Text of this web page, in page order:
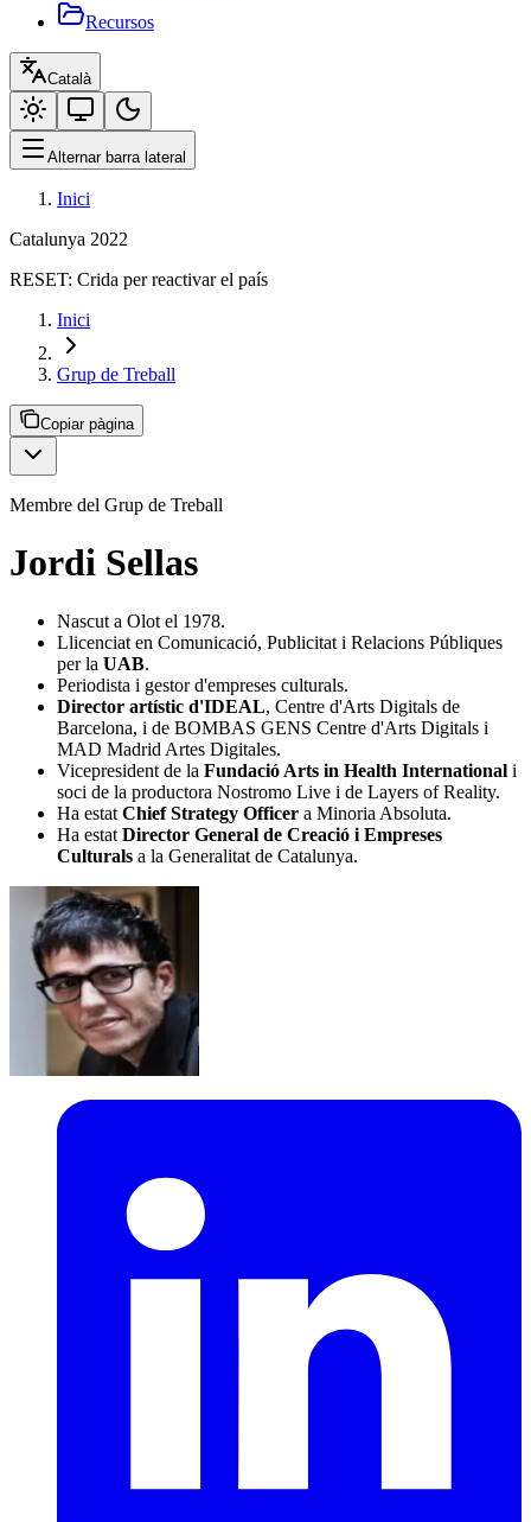
Recursos
Català
Alternar barra lateral
Inici
Catalunya 2022
RESET: Crida per reactivar el país
Inici
Grup de Treball
Copiar pàgina
Membre del Grup de Treball
Jordi Sellas
Nascut a Olot el 1978.
Llicenciat en Comunicació, Publicitat i Relacions Públiques
per la UAB.
Periodista i gestor d'empreses culturals.
Director artístic d'IDEAL, Centre d'Arts Digitals de
Barcelona, i de BOMBAS GENS Centre d'Arts Digitals i
MAD Madrid Artes Digitales.
Vicepresident de la Fundació Arts in Health International i
soci de la productora Nostromo Live i de Layers of Reality.
Ha estat Chief Strategy Officer a Minoria Absoluta.
Ha estat Director General de Creació i Empreses
Culturals a la Generalitat de Catalunya.